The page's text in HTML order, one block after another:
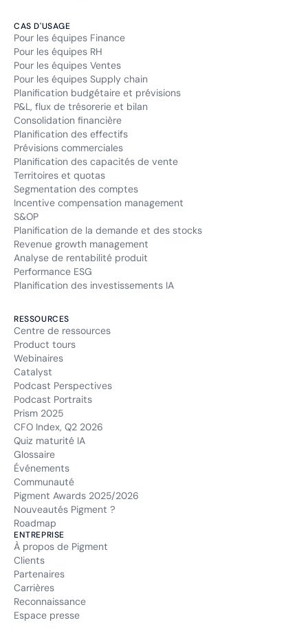
CAS D'USAGE
Pour les équipes Finance
Pour les équipes RH
Pour les équipes Ventes
Pour les équipes Supply chain
Planification budgétaire et prévisions
P&L, flux de trésorerie et bilan
Consolidation financière
Planification des effectifs
Prévisions commerciales
Planification des capacités de vente
Territoires et quotas
Segmentation des comptes
Incentive compensation management
S&OP
Planification de la demande et des stocks
Revenue growth management
Analyse de rentabilité produit
Performance ESG
Planification des investissements IA
RESSOURCES
Centre de ressources
Product tours
Webinaires
Catalyst
Podcast Perspectives
Podcast Portraits
Prism 2025
CFO Index, Q2 2026
Quiz maturité IA
Glossaire
Événements
Communauté
Pigment Awards 2025/2026
Nouveautés Pigment ?
Roadmap
ENTREPRISE
À propos de Pigment
Clients
Partenaires
Carrières
Reconnaissance
Espace presse